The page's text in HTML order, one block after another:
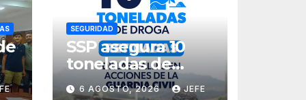
SEGURIDAD
SSP asegura 10
toneladas de
droga en 8 meses
6 AGOSTO, 2026 JEFE